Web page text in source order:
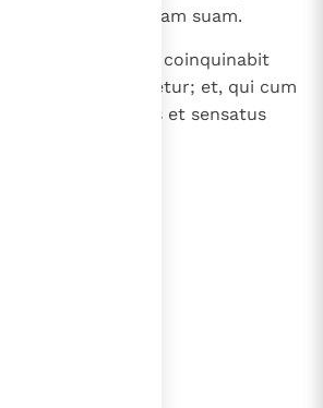
ipse animam suam.
in WB) Susurro coinquinabit
et in omnibus odietur; et, qui cum
erit: tacitus et sensatus